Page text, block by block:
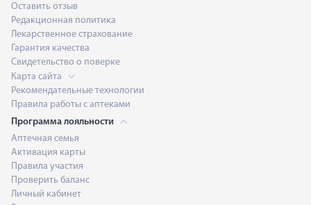
Оставить отзыв
Редакционная политика
Лекарственное страхование
Гарантия качества
Свидетельство о поверке
Карта сайта
Рекомендательные технологии
Правила работы с аптеками
Программа лояльности
Аптечная семья
Активация карты
Правила участия
Проверить баланс
Личный кабинет